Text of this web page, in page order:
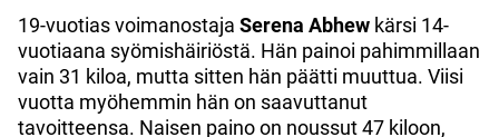
19-vuotias voimanostaja Serena Abhew kärsi 14-
vuotiaana syömishäiriöstä. Hän painoi pahimmillaan
vain 31 kiloa, mutta sitten hän päätti muuttua. Viisi
vuotta myöhemmin hän on saavuttanut
tavoitteensa. Naisen paino on noussut 47 kiloon,